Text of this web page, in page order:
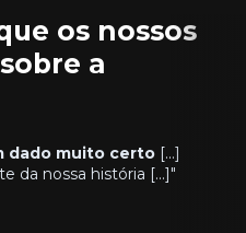
os nossos
a
dado muito certo [...]
da nossa história [...]"